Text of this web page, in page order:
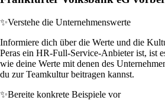
✨Verstehe die Unternehmenswerte
Informiere dich über die Werte und die
Peras ein HR-Full-Service-Anbieter ist, ist
wie deine Werte mit denen des
du zur Teamkultur beitragen kannst.
✨Bereite konkrete Beispiele vor